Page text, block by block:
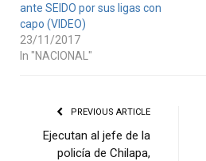
ante SEIDO por sus ligas con
capo (VIDEO)
23/11/2017
In "NACIONAL"
PREVIOUS ARTICLE
Ejecutan al jefe de la
policía de Chilapa,